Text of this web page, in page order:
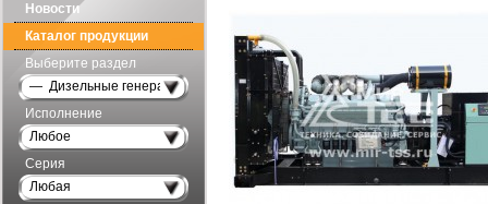
Новости
Каталог продукции
Выберите раздел
— Дизельные генераторы открытого исполнения
Исполнение
Любое
Серия
Любая